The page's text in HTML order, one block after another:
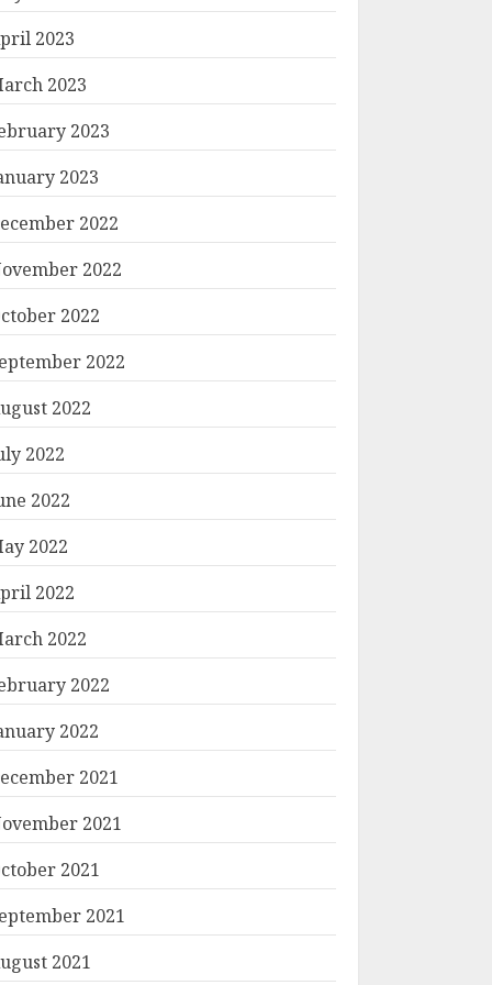
2023
2023
2023
2023
2022
2022
2022
2022
2022
2022
2022
2022
2022
2022
2022
2022
2021
2021
2021
2021
2021